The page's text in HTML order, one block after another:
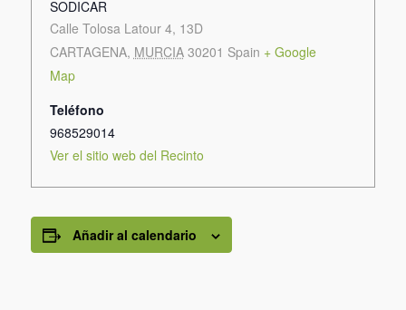
SODICAR
Calle Tolosa Latour 4, 13D
CARTAGENA, MURCIA 30201 Spain + Google
Map
Teléfono
968529014
Ver el sitio web del Recinto
Añadir al calendario